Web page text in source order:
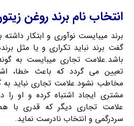
انتخاب نام برند روغن
برند میبایست نوآوری و ابتکار
گفت برند نباید تکراری و یا مثل
باشد.علامت تجاری میبایست به
تعیین می گردد که باعث خطا،
مخاطب نشود.علامت تجاری نباید به
مشتری ایجاد اشتباه کرده و او
علامت تجاری دیگر که قدری با
سردرگمی و انتخاب نادرست نماید.